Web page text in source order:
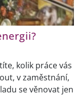
kolik práce vás
v zaměstnání,
se věnovat jen